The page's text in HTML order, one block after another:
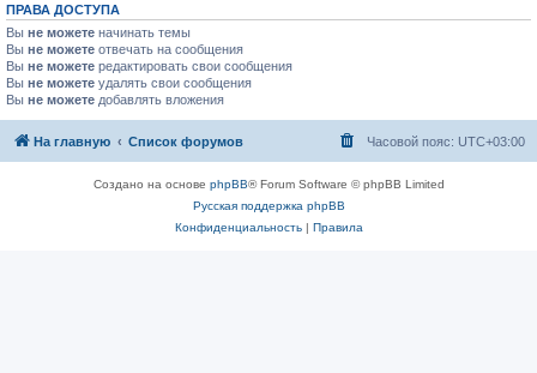
ПРАВА ДОСТУПА
Вы не можете начинать темы
Вы не можете отвечать на сообщения
Вы не можете редактировать свои сообщения
Вы не можете удалять свои сообщения
Вы не можете добавлять вложения
На главную Список форумов Часовой пояс: UTC+03:00
Создано на основе phpBB® Forum Software © phpBB Limited
Русская поддержка phpBB
Конфиденциальность| Правила